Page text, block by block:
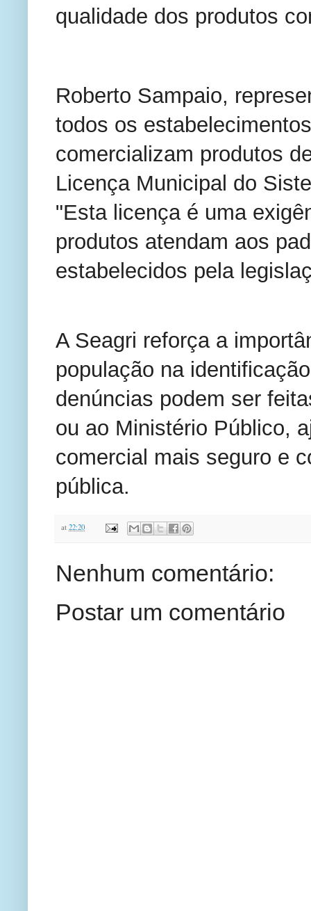
qualidade dos produtos
Roberto Sampaio,
todos os
comercializam produtos
Licença Municipal do
"Esta licença é uma
produtos atendam aos
estabelecidos pela
A Seagri reforça a
população na
denúncias podem ser
ou ao Ministério Público,
comercial mais seguro e
pública.
at 22:20
Nenhum comentário:
Postar um comentário